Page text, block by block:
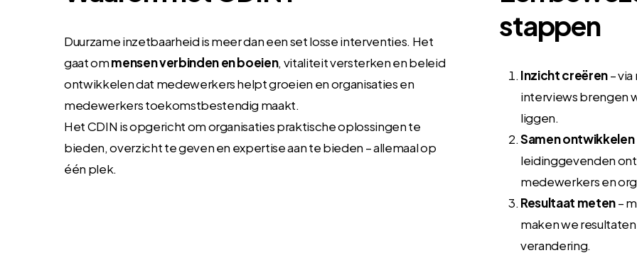
Duurzame inzetbaarheid is meer dan een set losse interventies. Het
gaat ommensen verbinden en boeien, vitaliteit versterken en beleid
ontwikkelen dat medewerkers helpt groeien en organisaties en
medewerkers toekomstbestendig maakt.
Het CDIN is opgericht om organisaties praktische oplossingen te
bieden, overzicht te geven en expertise aan te bieden – allemaal op
één plek.
stappen
Inzicht creëren–
interviews brengen
liggen.
Samen ontwikkelen
leidinggevenden
medewerkers en
Resultaat meten–
maken we
verandering.